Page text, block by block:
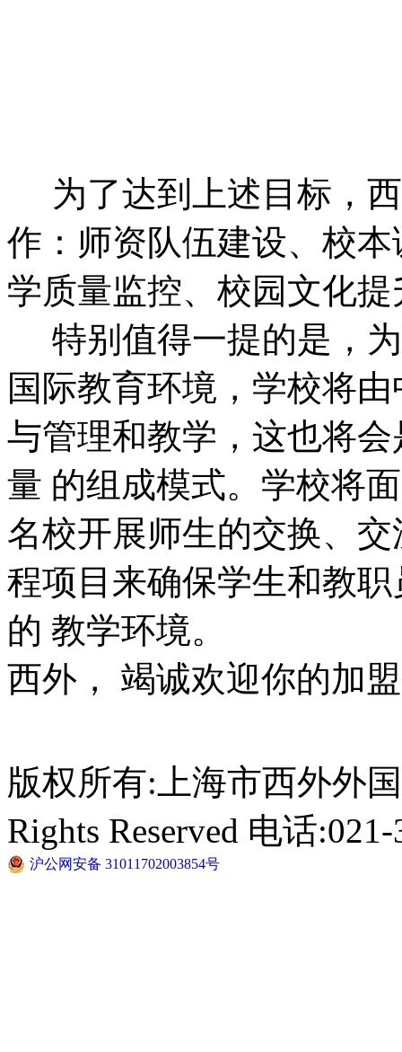
为了达到上述目标，
作：师资队伍建设、校
学质量监控、校园文化
特别值得一提的是，
国际教育环境，学校将
与管理和教学，这也将
量 的组成模式。学校将
名校开展师生的交换、
程项目来确保学生和教
的 教学环境。
西外， 竭诚欢迎你的加
版权所有:上海市西外外
Rights Reserved 电话
沪公网安备 31011702003854号